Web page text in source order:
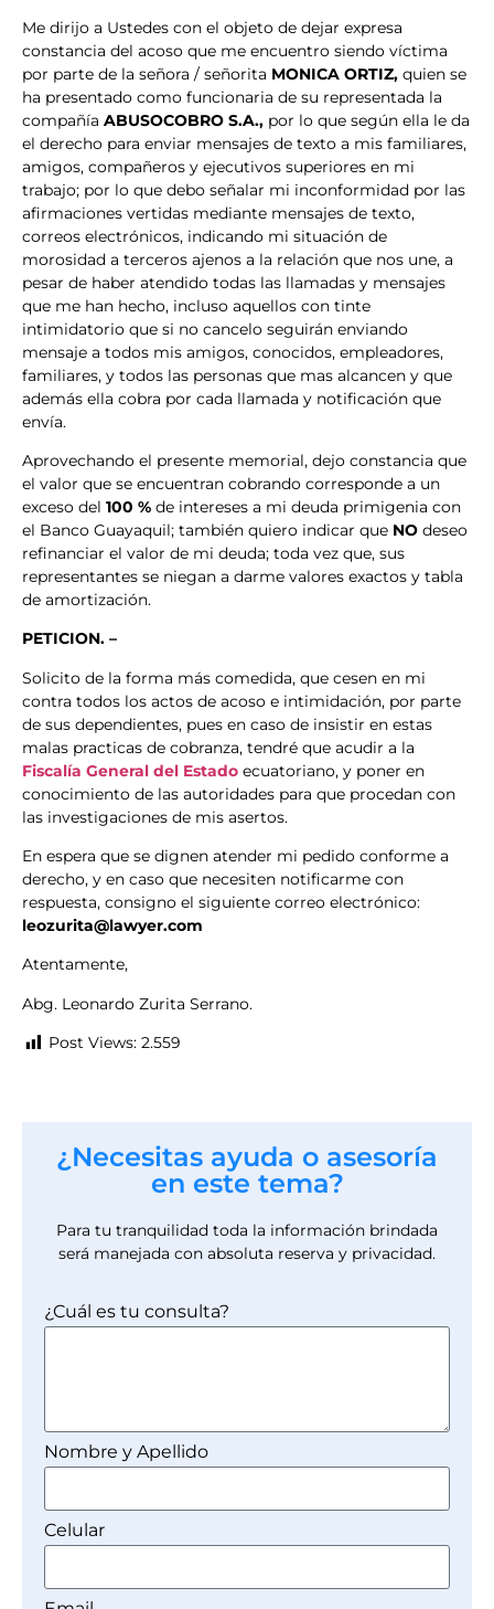
Me dirijo a Ustedes con el objeto de dejar expresa
constancia del acoso que me encuentro siendo víctima
por parte de la señora / señorita MONICA ORTIZ, quien se
ha presentado como funcionaria de su representada la
compañía ABUSOCOBRO S.A., por lo que según ella le da
el derecho para enviar mensajes de texto a mis familiares,
amigos, compañeros y ejecutivos superiores en mi
trabajo; por lo que debo señalar mi inconformidad por las
afirmaciones vertidas mediante mensajes de texto,
correos electrónicos, indicando mi situación de
morosidad a terceros ajenos a la relación que nos une, a
pesar de haber atendido todas las llamadas y mensajes
que me han hecho, incluso aquellos con tinte
intimidatorio que si no cancelo seguirán enviando
mensaje a todos mis amigos, conocidos, empleadores,
familiares, y todos las personas que mas alcancen y que
además ella cobra por cada llamada y notificación que
envía.
Aprovechando el presente memorial, dejo constancia que
el valor que se encuentran cobrando corresponde a un
exceso del 100 % de intereses a mi deuda primigenia con
el Banco Guayaquil; también quiero indicar que NO deseo
refinanciar el valor de mi deuda; toda vez que, sus
representantes se niegan a darme valores exactos y tabla
de amortización.
PETICION. –
Solicito de la forma más comedida, que cesen en mi
contra todos los actos de acoso e intimidación, por parte
de sus dependientes, pues en caso de insistir en estas
malas practicas de cobranza, tendré que acudir a la
Fiscalía General del Estado ecuatoriano, y poner en
conocimiento de las autoridades para que procedan con
las investigaciones de mis asertos.
En espera que se dignen atender mi pedido conforme a
derecho, y en caso que necesiten notificarme con
respuesta, consigno el siguiente correo electrónico:
leozurita@lawyer.com
Atentamente,
Abg. Leonardo Zurita Serrano.
Post Views: 2.559
¿Necesitas ayuda o asesoría
en este tema?
Para tu tranquilidad toda la información brindada
será manejada con absoluta reserva y privacidad.
¿Cuál es tu consulta?
Nombre y Apellido
Celular